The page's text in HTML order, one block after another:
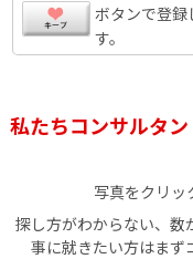
ボタンで登録
す。
私たちコンサルタ
写真をクリッ
探し方がわからない、数
事に就きたい方はまず